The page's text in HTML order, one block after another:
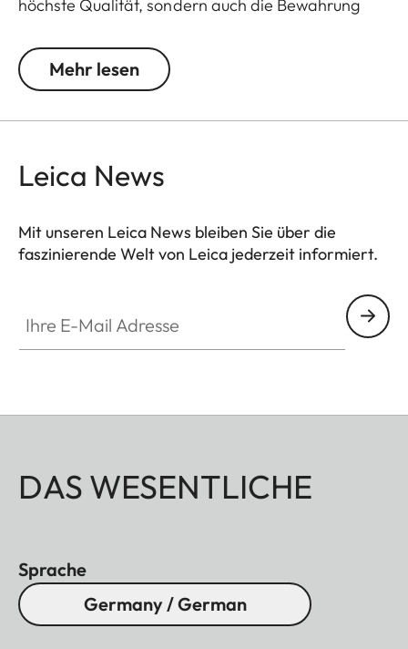
höchste Qualität, sondern auch die Bewahrung
Detail dieses Produktes zu sehen sind.
die sowohl Eleganz als auch Langlebigkeit
Erhältlich ab Mai 2025.
Mehr lesen
Leica News
Mit unseren Leica News bleiben Sie über die
faszinierende Welt von Leica jederzeit informiert.
DAS WESENTLICHE
Sprache
Germany / German